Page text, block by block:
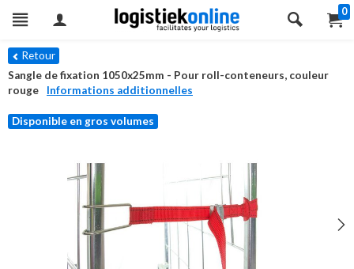
0
Retour
Sangle de fixation 1050x25mm - Pour roll-conteneurs, couleur
rouge
Informations additionnelles
Disponible en gros volumes